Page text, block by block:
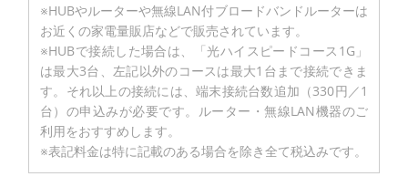
※HUBやルーターや無線LAN付ブロードバンドルーターは
お近くの家電量販店などで販売されています。
※HUBで接続した場合は、「光ハイスピードコース1G」
は最大3台、左記以外のコースは最大1台まで接続できま
す。それ以上の接続には、端末接続台数追加（330円／1
台）の申込みが必要です。ルーター・無線LAN機器のご
利用をおすすめします。
※表記料金は特に記載のある場合を除き全て税込みです。